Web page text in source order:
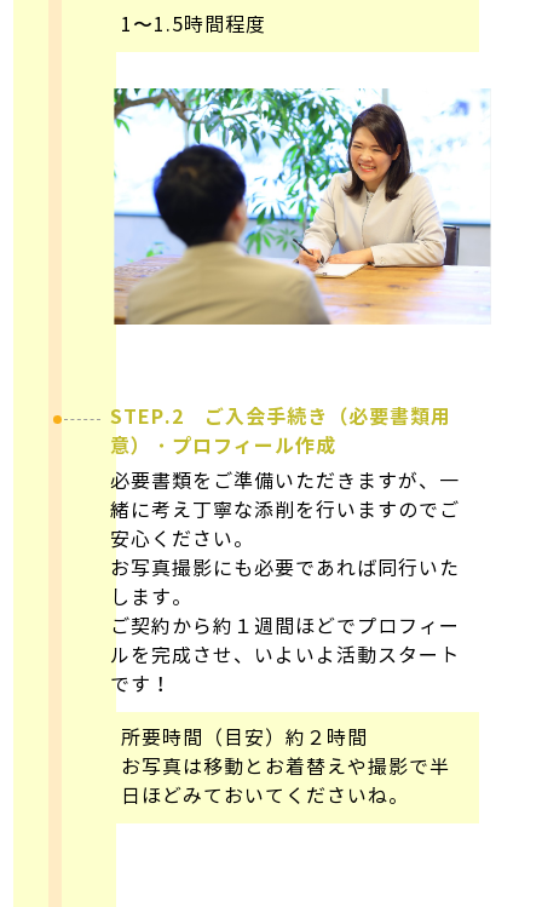
1〜1.5時間程度
STEP.2 ご入会手続き（必要書類用
意）・プロフィール作成
必要書類をご準備いただきますが、一
緒に考え丁寧な添削を行いますのでご
安心ください。
お写真撮影にも必要であれば同行いた
します。
ご契約から約１週間ほどでプロフィー
ルを完成させ、いよいよ活動スタート
です！
所要時間（目安）約２時間
お写真は移動とお着替えや撮影で半
日ほどみておいてくださいね。